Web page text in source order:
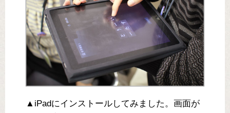
▲iPadにインストールしてみました。画面が